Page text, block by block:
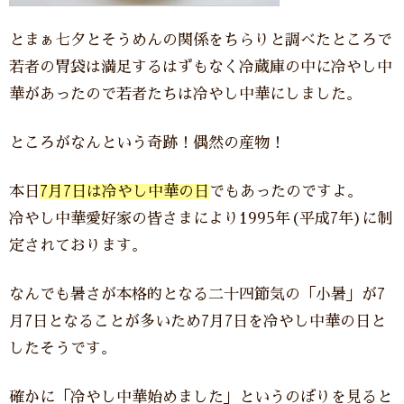
とまぁ七夕とそうめんの関係をちらりと調べたところで
若者の胃袋は満足するはずもなく冷蔵庫の中に冷やし中
華があったので若者たちは冷やし中華にしました。
ところがなんという奇跡！偶然の産物！
本日 7月7日は冷やし中華の日 でもあったのですよ。
冷やし中華愛好家の皆さまにより1995年(平成7年)に制
定されております。
なんでも暑さが本格的となる二十四節気の「小暑」が7
月7日となることが多いため7月7日を冷やし中華の日と
したそうです。
確かに「冷やし中華始めました」というのぼりを見ると